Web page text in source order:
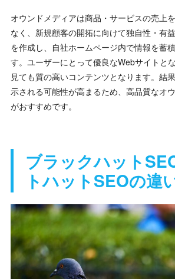
オウンドメディアは商品・サービスの売上
なく、新規顧客の開拓に向けて独自性・有
を作成し、自社ホームページ内で情報を蓄
す。ユーザーにとって優良なWebサイトと
見ても質の高いコンテンツとなります。結
示される可能性が高まるため、高品質なオ
がおすすめです。
ブラックハット
トハットSEOの違